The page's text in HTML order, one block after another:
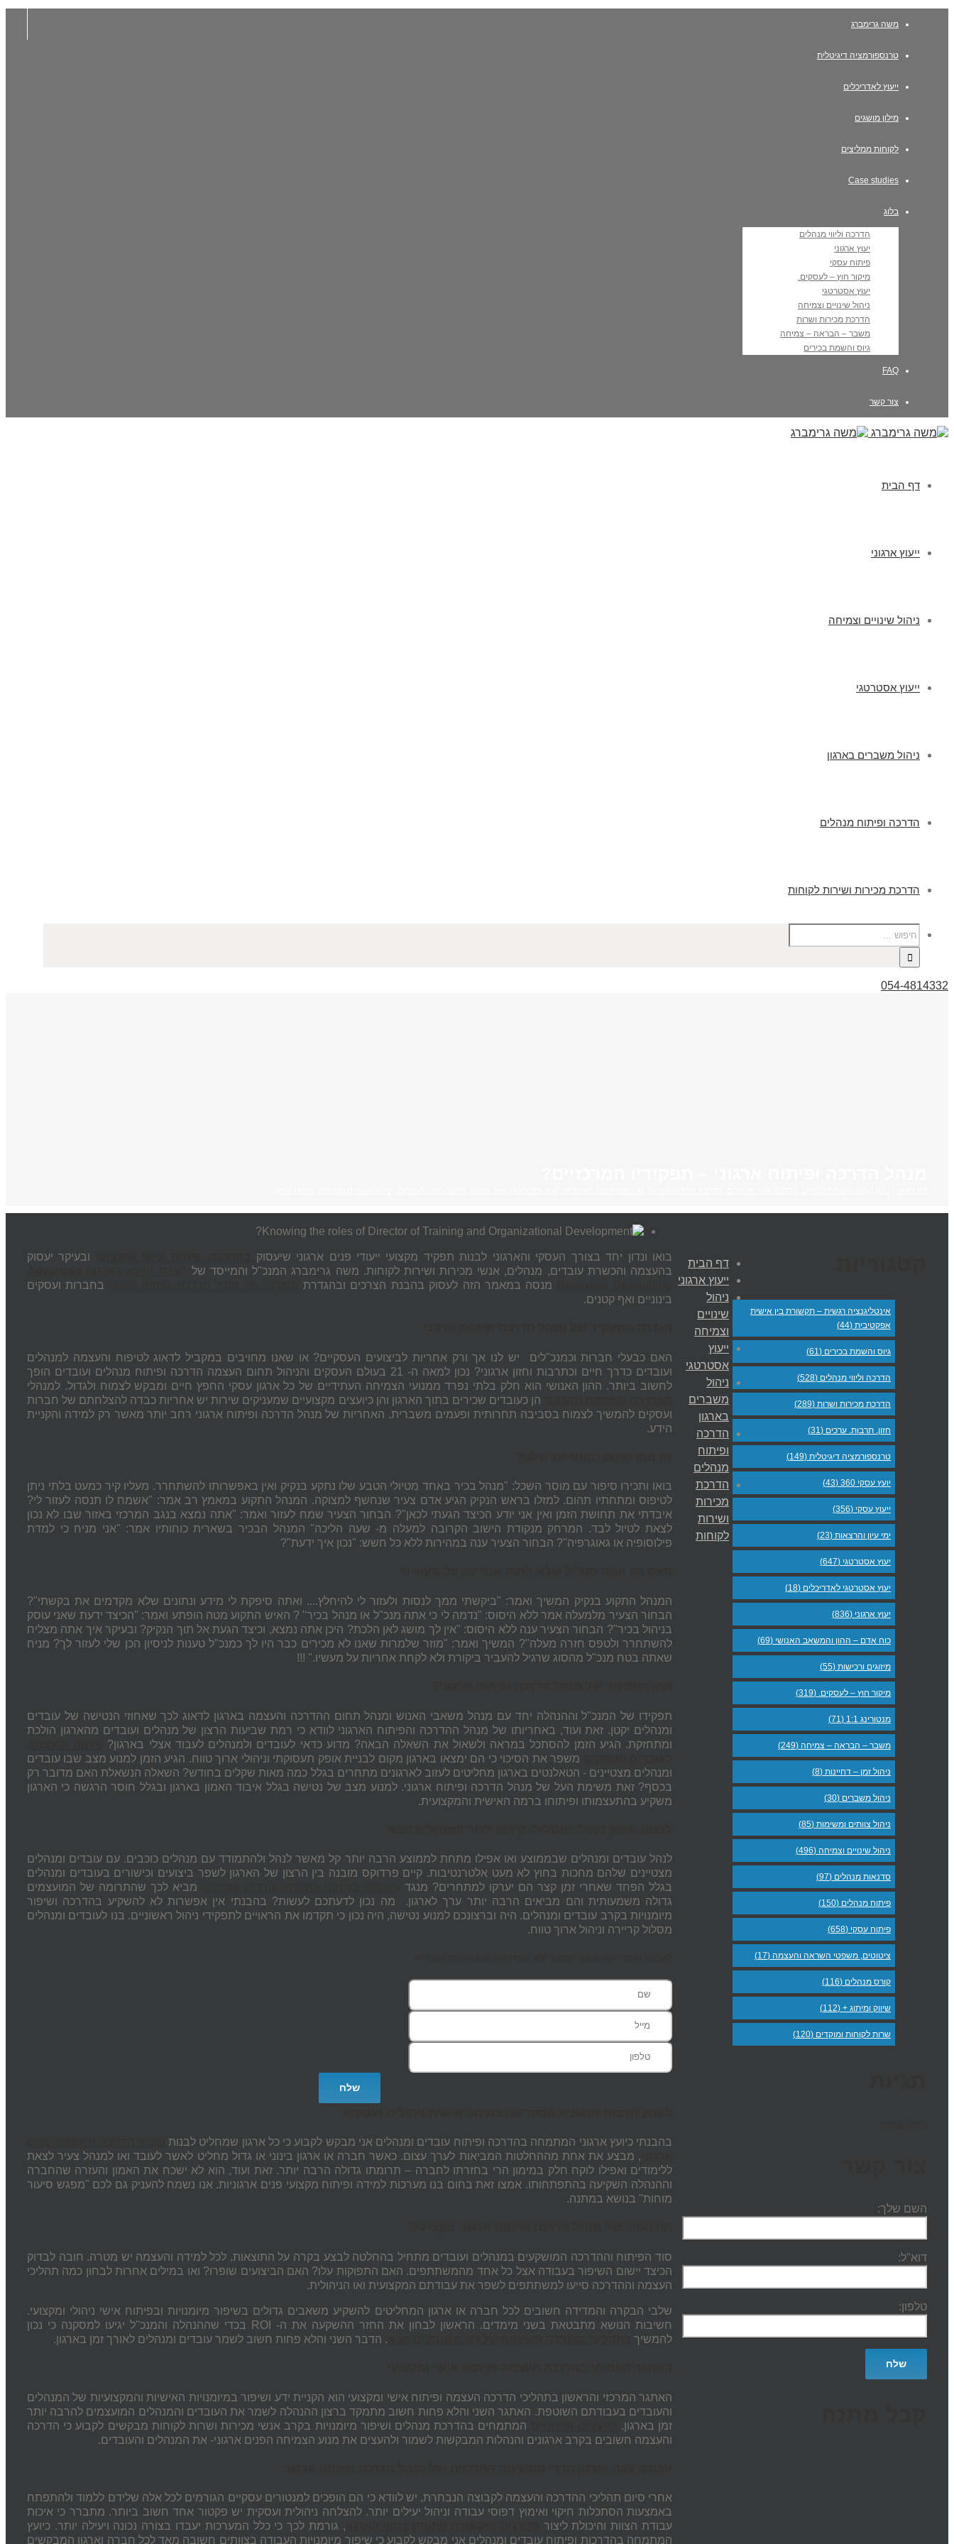
משה גרימברג
טרנספורמציה דיגיטלית
ייעוץ לאדריכלים
מילון מושגים
לקוחות ממליצים
Case studies
בלוג
הדרכה וליווי מנהלים
יעוץ ארגוני
פיתוח עסקי
מיקור חוץ – לעסקים.
יעוץ אסטרטגי
ניהול שינויים וצמיחה
הדרכת מכירות ושרות
משבר – הבראה – צמיחה
גיוס והשמת בכירים
FAQ
צור קשר
דף הבית
ייעוץ ארגוני
ניהול שינויים וצמיחה
ייעוץ אסטרטגי
ניהול משברים בארגון
הדרכה ופיתוח מנהלים
הדרכת מכירות ושירות לקוחות
054-4814332
בואו ונדון יחד בצורך העסקי והארגוני לבנות תפקיד מקצועי ייעודי פנים ארגוני שיעסוק
ובעיקר יעסוק
בהעצמה והכשרת עובדים, מנהלים, אנשי מכירות ושירות לקוחות. משה גרימברג המנכ"ל והמייסד של
מנסה במאמר הזה לעסוק בהבנת הצרכים ובהגדרת
בחברות ועסקים
בינוניים ואף קטנים.
האם כבעלי חברות וכמנכ"לים יש לנו אך ורק אחריות לביצועים העסקיים? או שאנו מחויבים במקביל לדאוג לטיפוח והעצמה למנהלים
ועובדים כדרך חיים וכתרבות וחזון ארגוני? נכון למאה ה- 21 בעולם העסקים והניהול תחום העצמה הדרכה ופיתוח מנהלים ועובדים הופך
לחשוב ביותר. ההון האנושי הוא חלק בלתי נפרד ממנועי הצמיחה העתידיים של כל ארגון עסקי החפץ חיים ומבקש לצמוח ולגדול. למנהלי
הן כעובדים שכירים בתוך הארגון והן כיועצים מקצועיים שמעניקים שירות יש אחריות כבדה להצלחתם של חברות
ועסקים להמשיך לצמוח בסביבה תחרותית ופעמים משברית. האחריות של מנהל הדרכה ופיתוח ארגוני רחב יותר מאשר רק למידה והקניית
הידע.
בואו ותכירו סיפור עם מוסר השכל: "מנהל בכיר באחד מטיולי הטבע שלו נתקע בנקיק ואין באפשרותו להשתחרר. מעליו קיר כמעט בלתי ניתן
לטיפוס ומתחתיו תהום. למזלו בראש הנקיק הגיע אדם צעיר שנחשף למצוקה. המנהל התקוע במאמץ רב אמר: "אשמח לו תנסה לעזור לי?
איבדתי את תחושת הזמן ואין אני יודע הכיצד הגעתי לכאן"? הבחור הצעיר שמח לעזור ואמר: "אתה נמצא בנגב המרכזי באזור שבו לא נכון
לצאת לטיול לבד. המרחק מנקודת הישוב הקרובה למעלה מ- שעה הליכה" המנהל הבכיר בשארית כוחותיו אמר: "אני מניח כי למדת
פילוסופיה או גאוגרפיה"? הבחור הצעיר ענה במהירות ללא כל חשש: "נכון איך ידעת"?
המנהל התקוע בנקיק המשיך ואמר: "ביקשתי ממך לנסות ולעזור לי להיחלץ.... ואתה סיפקת לי מידע ונתונים שלא מקדמים את בקשתי"?
הבחור הצעיר מלמעלה אמר ללא היסוס: "נדמה לי כי אתה מנכ"ל או מנהל בכיר" ? האיש התקוע מטה הופתע ואמר: "הכיצד ידעת שאני עוסק
בניהול בכיר"? הבחור הצעיר ענה ללא היסוס: "אין לך מושג לאן הלכת? היכן אתה נמצא, וכיצד הגעת אל תוך הנקיק? ובעיקר איך אתה מצליח
להשתחרר ולטפס חזרה מעלה"? המשיך ואמר: "מוזר שלמרות שאנו לא מכירים כבר היו לך כמנכ"ל טענות לניסיון הכן שלי לעזור לך? מניח
שאתה בטח מנכ"ל מהסוג שרגיל להעביר ביקורת ולא לקחת אחריות על מעשיו." !!!
תפקידו של המנכ"ל וההנהלה יחד עם מנהל משאבי האנוש ומנהל תחום ההדרכה והעצמה בארגון לדאוג לכך שאחוזי הנטישה של עובדים
ומנהלים יקטן. זאת ועוד, באחריותו של מנהל ההדרכה והפיתוח הארגוני לוודא כי רמת שביעות הרצון של מנהלים ועובדים מהארגון הולכת
ומתחזקת. הגיע הזמן להסתכל במראה ולשאול את השאלה הבאה? מדוע כדאי לעובדים ולמנהלים לעבוד אצלי בארגון?
משפר את הסיכוי כי הם ימצאו בארגון מקום לבניית אופק תעסוקתי וניהולי ארוך טווח. הגיע הזמן למנוע מצב שבו עובדים
ומנהלים מצטיינים - הטאלנטים בארגון מחליטים לעזוב לארגונים מתחרים בגלל כמה מאות שקלים בחודש? השאלה הנשאלת האם מדובר רק
בכסף? זאת משימת העל של מנהל הדרכה ופיתוח ארגוני. למנוע מצב של נטישה בגלל איבוד האמון בארגון ובגלל חוסר הרגשה כי הארגון
משקיע בהתעצמותו ופיתוחו ברמה האישית והמקצועית.
לנהל עובדים ומנהלים שבממוצע ואו אפילו מתחת לממוצע הרבה יותר קל מאשר לנהל ולהתמודד עם מנהלים כוכבים. עם עובדים ומנהלים
מצטיינים שלהם מחכות בחוץ לא מעט אלטרנטיבות. קיים פרדוקס מובנה בין הרצון של הארגון לשפר ביצועים וכישורים בעובדים ומנהלים
בגלל הפחד שאחרי זמן קצר הם יערקו למתחרים? מנגד
מביא לכך שהתרומה של המועצמים
גדולה משמעותית והם מביאים הרבה יותר ערך לארגון. מה נכון לדעתכם לעשות? בהבנתי אין אפשרות לא להשקיע בהדרכה ושיפור
מיומנויות בקרב עובדים ומנהלים. היה וברצונכם למנוע נטישה, היה נכון כי תקדמו את הראויים לתפקידי ניהול ראשוניים. בנו לעובדים ומנהלים
מסלול קריירה וניהול ארוך טווח.
בהבנתי כיועץ ארגוני המתמחה בהדרכה ופיתוח עובדים ומנהלים אני מבקש לקבוע כי כל ארגון שמחליט לבנות
, מבצע את אחת מההחלטות המביאות לערך עצום. כאשר חברה או ארגון בינוני או גדול מחליט לאשר לעובד ואו למנהל צעיר לצאת
ללימודים ואפילו לוקח חלק במימון הרי בחזרתו לחברה – תרומתו גדולה הרבה יותר. זאת ועוד, הוא לא ישכח את האמון והעזרה שהחברה
וההנהלה השקיעה בהתפתחותו. אמצו זאת בחום בנו מערכות למידה ופיתוח מקצועי פנים ארגוניות. אנו נשמח להעניק גם לכם "מפגש סיעור
מוחות" בנושא במתנה.
סוד הפיתוח וההדרכה המושקעים במנהלים ועובדים מתחיל בהחלטה לבצע בקרה על התוצאות. לכל למידה והעצמה יש מטרה. חובה לבדוק
הכיצד יישום השיפור בעבודה אצל כל אחד מהמשתתפים. האם התפוקות עלו? האם הביצועים שופרו? ואו במילים אחרות לבחון כמה תהליכי
העצמה וההדרכה סייעו למשתתפים לשפר את עבודתם המקצועית ואו הניהולית.
שלבי הבקרה והמדידה חשובים לכל חברה או ארגון המחליטים להשקיע משאבים גדולים בשיפור מיומנויות ובפיתוח אישי ניהולי ומקצועי.
חשיבות הנושא מתבטאת בשני מימדים. הראשון לבחון את החזר ההשקעה את ה- ROI בכדי שההנהלה והמנכ"ל יגיעו למסקנה כי נכון
להמשיך
. הדבר השני והלא פחות חשוב לשמר עובדים ומנהלים לאורך זמן בארגון.
האתגר המרכזי והראשון בתהליכי הדרכה העצמה ופיתוח אישי ומקצועי הוא הקניית ידע ושיפור במיומנויות האישיות והמקצועיות של המנהלים
והעובדים בעבודתם השוטפת. האתגר השני והלא פחות חשוב מתמקד ברצון ההנהלה לשמר את העובדים והמנהלים המועצמים להרבה יותר
זמן בארגון.
המתמחים בהדרכת מנהלים ושיפור מיומנויות בקרב אנשי מכירות ושרות לקוחות מבקשים לקבוע כי הדרכה
והעצמה חשובים בקרב ארגונים והנהלות המבקשות לשמור ולהעצים את מנוע הצמיחה הפנים ארגוני- את המנהלים והעובדים.
אחרי סיום תהליכי ההדרכה והעצמה לקבוצה הנבחרת, יש לוודא כי הם הופכים למנטורים עסקיים הגורמים לכל אלה שלידם ללמוד ולהתפתח
באמצעות הסתכלות חיקוי ואימוץ דפוסי עבודה וניהול יעילים יותר. להצלחה ניהולית ועסקית יש פקטור אחד חשוב ביותר. מתברר כי איכות
עבודת הצוות והיכולת ליצור
, גורמת לכך כי כלל המערכות יעבדו בצורה נכונה ויעילה יותר. כיועץ
המתמחה בהדרכות ופיתוח עובדים ומנהלים אני מבקש לקבוע כי שיפור מיומנויות העבודה בצוותים חשובה מאד לכל חברה וארגון המבקשים
אינטליגנציה רגשית – תקשורת בין אישית
אפקטיבית (44)
גיוס והשמת בכירים (61)
הדרכה וליווי מנהלים (528)
הדרכת מכירות ושרות (289)
חזון. תרבות. ערכים (31)
טרנספורמציה דיגיטלית (149)
יועץ עסקי 360 (43)
ייעוץ עסקי (356)
ימי עיון והרצאות (23)
יעוץ אסטרטגי (647)
יעוץ אסטרטגי לאדריכלים (18)
יעוץ ארגוני (836)
כוח אדם – ההון והמשאב האנושי (69)
מיזוגים ורכישות (55)
מיקור חוץ – לעסקים. (319)
מנטורינג 1:1 (71)
משבר – הבראה – צמיחה (249)
ניהול זמן – דחיינות (8)
ניהול משברים (30)
ניהול צוותים ומשימות (85)
ניהול שינויים וצמיחה (496)
סדנאות מנהלים (97)
פיתוח מנהלים (150)
פיתוח עסקי (658)
ציטוטים, משפטי השראה והעצמה (17)
קורס מנהלים (116)
שיווק ומיתוג + (112)
שרות לקוחות ומוקדים (120)
השם שלך:
דוא''ל:
טלפון:
דף הבית
ייעוץ ארגוני
ניהול
שינויים
וצמיחה
ייעוץ
אסטרטגי
ניהול
משברים
בארגון
הדרכה
ופיתוח
מנהלים
הדרכת
מכירות
ושירות
לקוחות